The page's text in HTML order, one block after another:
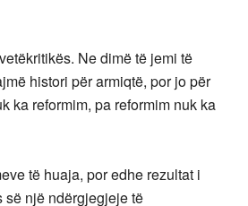
Ne dimë të jemi të
histori për armiqtë, por jo për
ka reformim, pa reformim nuk ka
të huaja, por edhe rezultat i
së një ndërgjegjeje të